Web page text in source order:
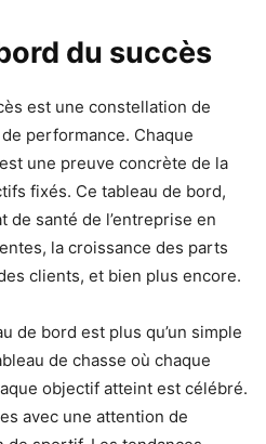
du succès
est une constellation de
performance. Chaque
une preuve concrète de la
fixés. Ce tableau de bord,
de santé de l’entreprise en
la croissance des parts
clients, et bien plus encore.
de bord est plus qu’un simple
de chasse où chaque
objectif atteint est célébré.
avec une attention de